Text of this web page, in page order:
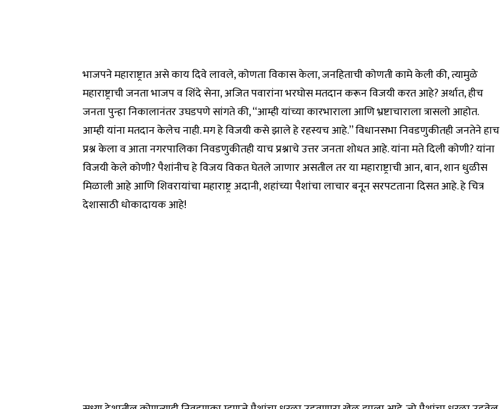
भाजपने महाराष्ट्रात असे काय दिवे लावले, कोणता विकास केला, जनहिताची कोणती कामे केली की, त्यामुळे
महाराष्ट्राची जनता भाजप व शिंदे सेना, अजित पवारांना भरघोस मतदान करून विजयी करत आहे? अर्थात, हीच
जनता पुन्हा निकालानंतर उघडपणे सांगते की, ‘‘आम्ही यांच्या कारभाराला आणि भ्रष्टाचाराला त्रासलो आहोत.
आम्ही यांना मतदान केलेच नाही. मग हे विजयी कसे झाले हे रहस्यच आहे.’’ विधानसभा निवडणुकीतही जनतेने हाच
प्रश्न केला व आता नगरपालिका निवडणुकीतही याच प्रश्नाचे उत्तर जनता शोधत आहे. यांना मते दिली कोणी? यांना
विजयी केले कोणी? पैशांनीच हे विजय विकत घेतले जाणार असतील तर या महाराष्ट्राची आन, बान, शान धुळीस
मिळाली आहे आणि शिवरायांचा महाराष्ट्र अदानी, शहांच्या पैशांचा लाचार बनून सरपटताना दिसत आहे. हे चित्र
देशासाठी धोकादायक आहे!